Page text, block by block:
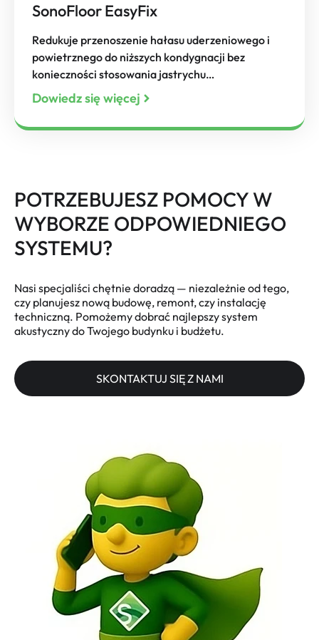
SonoFloor EasyFix
Redukuje przenoszenie hałasu uderzeniowego i
powietrznego do niższych kondygnacji bez
konieczności stosowania jastrychu…
Dowiedz się więcej
POTRZEBUJESZ POMOCY W
WYBORZE ODPOWIEDNIEGO
SYSTEMU?
Nasi specjaliści chętnie doradzą — niezależnie od tego,
czy planujesz nową budowę, remont, czy instalację
techniczną. Pomożemy dobrać najlepszy system
akustyczny do Twojego budynku i budżetu.
SKONTAKTUJ SIĘ Z NAMI